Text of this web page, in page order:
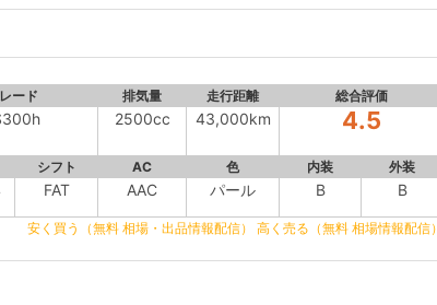
ード 排気量 走行距離 総合評価
2500cc 43,000km 4.5
シフト AC 色 内装 外装
FAT AAC パール B B
安く買う（無料 相場・出品情報配信） 高く売る（無料 相場情報配信）